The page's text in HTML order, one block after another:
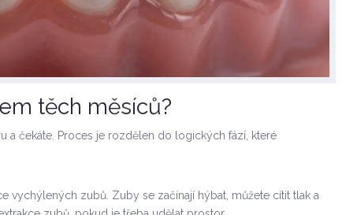
těch měsíců?
a čekáte. Proces je rozdělen do logických fází, které
vychýlených zubů. Zuby se začínají hýbat, můžete cítit tlak a